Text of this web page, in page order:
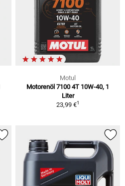
Motul
Motorenöl 7100 4T 10W-40, 1
Liter
23,99 €1